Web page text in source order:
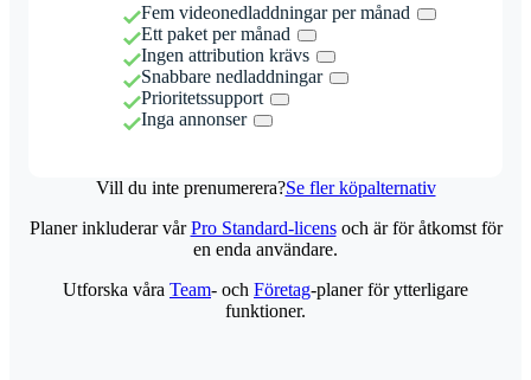
Fem videonedladdningar per månad
Ett paket per månad
Ingen attribution krävs
Snabbare nedladdningar
Prioritetssupport
Inga annonser
Vill du inte prenumerera?Se fler köpalternativ
Planer inkluderar vårPro Standard-licensoch är för åtkomst för
en enda användare.
Utforska våra Team- och Företag-planer för ytterligare
funktioner.